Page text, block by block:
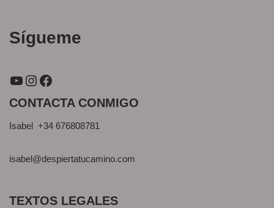
Sígueme
CONTACTA CONMIGO
Isabel +34 676808781
isabel@despiertatucamino.com
TEXTOS LEGALES